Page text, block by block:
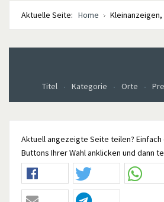
Aktuelle Seite: Home
Titel Kategorie Orte
Aktuell angezeigte Seite teilen?
Buttons Ihrer Wahl anklicken und dann